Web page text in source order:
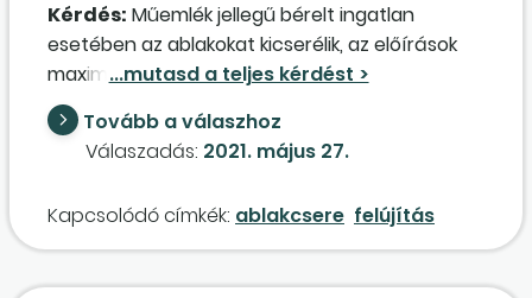
Kérdés: Műemlék jellegű bérelt ingatlan
esetében az ablakokat kicserélik, az előírások
maximális figyelembevételével. A bérbeadó és
a bérlő abban állapodnak meg, hogy 50-50%-
ban terheli őket, figyelembe véve, hogy ezen
munka igen jelentős megtakarítást
költségként vagy bérelt ingatlanon végzett
beruházásként számolja el? Ha beruházásként,
akkor annak mennyi az értékcsökkenési leírási
Tovább a válaszhoz
Válaszadás: 2021. május 27.
Kapcsolódó címkék: ablakcsere felújítás